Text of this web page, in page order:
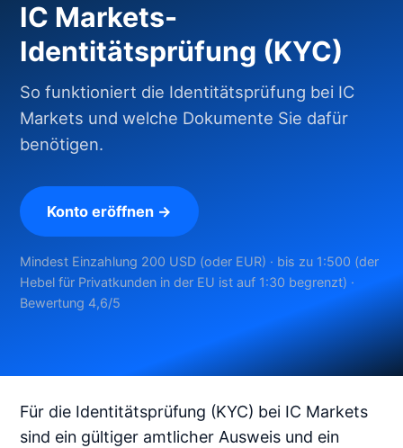
IC Markets-
Identitätsprüfung (KYC)
So funktioniert die Identitätsprüfung bei IC
Markets und welche Dokumente Sie dafür
benötigen.
Konto eröffnen →
Mindest Einzahlung 200 USD (oder EUR) · bis zu 1:500 (der
Hebel für Privatkunden in der EU ist auf 1:30 begrenzt) ·
Bewertung 4,6/5
Für die Identitätsprüfung (KYC) bei IC Markets
sind ein gültiger amtlicher Ausweis und ein